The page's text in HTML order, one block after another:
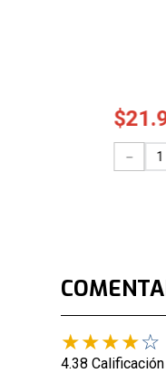
$21.
－
★★★★☆
4.38